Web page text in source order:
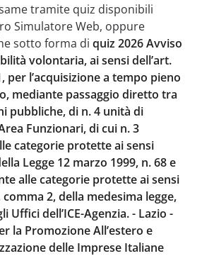
tramite quiz disponibili
Simulatore Web, oppure
sotto forma di quiz 2026 Avviso
volontaria, ai sensi dell’art.
per l’acquisizione a tempo pieno
mediante passaggio diretto tra
pubbliche, di n. 4 unità di
Funzionari, di cui n. 3
categorie protette ai sensi
Legge 12 marzo 1999, n. 68 e
alle categorie protette ai sensi
comma 2, della medesima legge,
Uffici dell’ICE-Agenzia. - Lazio -
la Promozione All’estero e
delle Imprese Italiane